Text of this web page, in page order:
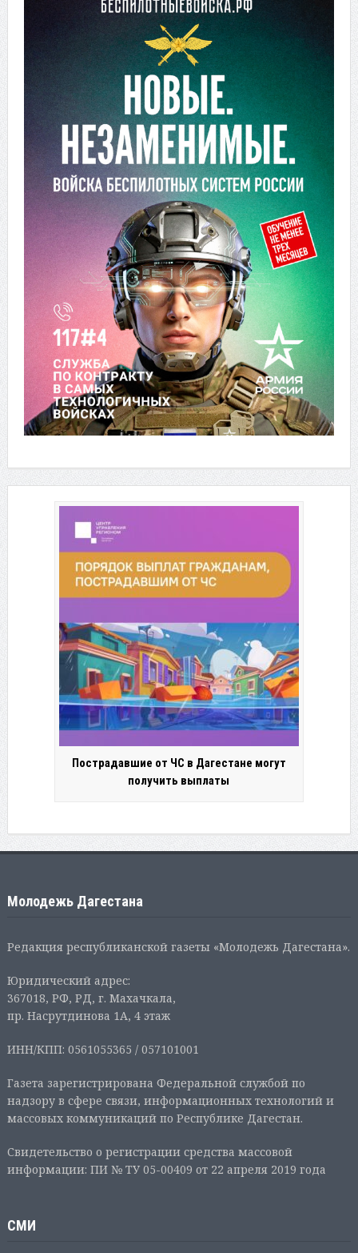
Пострадавшие от ЧС в Дагестане могут
получить выплаты
Молодежь Дагестана
Редакция республиканской газеты «Молодежь Дагестана».
Юридический адрес:
367018, РФ, РД, г. Махачкала,
пр. Насрутдинова 1А, 4 этаж
ИНН/КПП: 0561055365 / 057101001
Газета зарегистрирована Федеральной службой по
надзору в сфере связи, информационных технологий и
массовых коммуникаций по Республике Дагестан.
Свидетельство о регистрации средства массовой
информации: ПИ № ТУ 05-00409 от 22 апреля 2019 года
СМИ